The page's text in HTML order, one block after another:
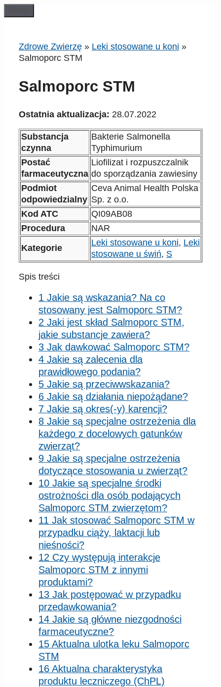
do
Zdrowe Zwierzę » Leki stosowane u koni »
Salmoporc STM
Salmoporc STM
Ostatnia aktualizacja: 28.07.2022
Substancja
czynna
Bakterie Salmonella
Typhimurium
Postać
farmaceutyczna
Liofilizat i rozpuszczalnik
do sporządzania zawiesiny
Podmiot
odpowiedzialny
Ceva Animal Health Polska
Sp. z o.o.
Kod ATC
QI09AB08
Procedura
NAR
Kategorie
Leki stosowane u koni, Leki
stosowane u świń, S
Spis treści
1 Jakie są wskazania? Na co
stosowany jest Salmoporc STM?
2 Jaki jest skład Salmoporc STM,
jakie substancje zawiera?
3 Jak dawkować Salmoporc STM?
4 Jakie są zalecenia dla
prawidłowego podania?
5 Jakie są przeciwwskazania?
6 Jakie są działania niepożądane?
7 Jakie są okres(-y) karencji?
8 Jakie są specjalne ostrzeżenia dla
każdego z docelowych gatunków
zwierząt?
9 Jakie są specjalne ostrzeżenia
dotyczące stosowania u zwierząt?
10 Jakie są specjalne środki
ostrożności dla osób podających
Salmoporc STM zwierzętom?
11 Jak stosować Salmoporc STM w
przypadku ciąży, laktacji lub
nieśności?
12 Czy występują interakcje
Salmoporc STM z innymi
produktami?
13 Jak postępować w przypadku
przedawkowania?
14 Jakie są główne niezgodności
farmaceutyczne?
15 Aktualna ulotka leku Salmoporc
STM
16 Aktualna charakterystyka
produktu leczniczego (ChPL)